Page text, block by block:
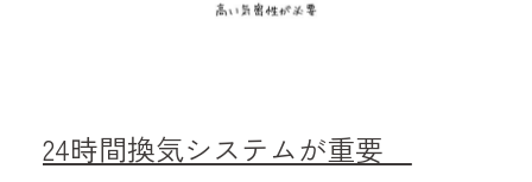
24時間換気システムが重要